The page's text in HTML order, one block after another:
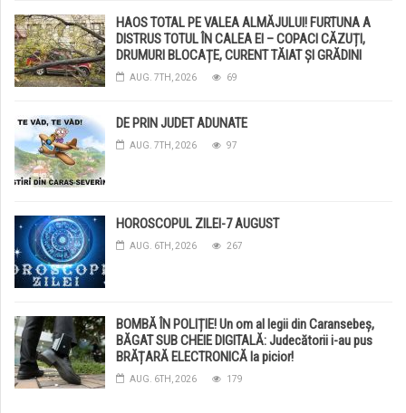
HAOS TOTAL PE VALEA ALMĂJULUI! FURTUNA A
DISTRUS TOTUL ÎN CALEA EI – COPACI CĂZUȚI,
DRUMURI BLOCAȚE, CURENT TĂIAT ȘI GRĂDINI
DISTRUSE DE GRINDINĂ!
AUG. 7TH, 2026 69
DE PRIN JUDET ADUNATE
AUG. 7TH, 2026 97
HOROSCOPUL ZILEI-7 AUGUST
AUG. 6TH, 2026 267
BOMBĂ ÎN POLIȚIE! Un om al legii din Caransebeș,
BĂGAT SUB CHEIE DIGITALĂ: Judecătorii i-au pus
BRĂȚARĂ ELECTRONICĂ la picior!
AUG. 6TH, 2026 179